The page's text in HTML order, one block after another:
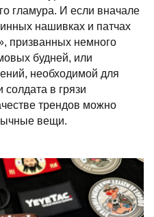
гламура. И если вначале
нашивках и патчах
призванных немного
будней, или
необходимой для
солдата в грязи
трендов можно
вещи.